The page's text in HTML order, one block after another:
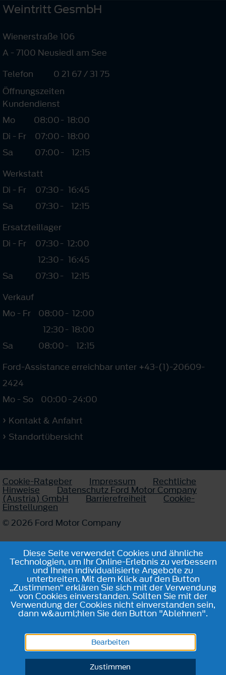
Weintritt GesmbH
Wienerstraße 106
A - 7100 Neusiedl am See
Telefon
0 21 67 / 31 75
Öffnungszeiten
Kundendienst
Mo
08:00- 18:00
Di - Fr
07:00- 18:00
Sa
07:00-
12:15
Werkstatt
Di - Fr
07:30- 16:45
Sa
07:30-
12:15
Ersatzteillager
Di - Fr
07:30
12:30
-
-
12:00
16:45
Sa
07:30-
12:15
Verkauf
Mo - Fr
08:00
12:30
-
-
12:00
18:00
Sa
08:00-
12:15
Ford-Assistance erreichbar unter +43-(1)-20609-
2424
Mo - So
00:00-24:00
Kontakt & Anfahrt
Standortübersicht
Cookie-Ratgeber Impressum Rechtliche
Hinweise Datenschutz Ford Motor Company
(Austria) GmbH Barrierefreiheit Cookie-
Einstellungen
© 2026 Ford Motor Company
Diese Seite verwendet Cookies und ähnliche
Technologien, um Ihr Online-Erlebnis zu verbessern
und Ihnen individualisierte Angebote zu
unterbreiten. Mit dem Klick auf den Button
„Zustimmen“ erklären Sie sich mit der Verwendung
von Cookies einverstanden. Sollten Sie mit der
Verwendung der Cookies nicht einverstanden sein,
dann w&auml;hlen Sie den Button "Ablehnen".
Bearbeiten
Zustimmen